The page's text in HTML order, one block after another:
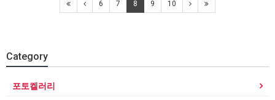
6 7 8 9 10
Category
포토켈러리